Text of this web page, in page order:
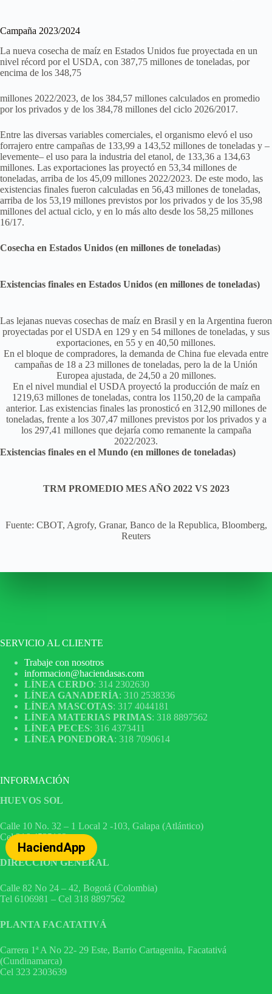
Campaña 2023/2024
La nueva cosecha de maíz en Estados Unidos fue proyectada en un
nivel récord por el USDA, con 387,75 millones de toneladas, por
encima de los 348,75
millones 2022/2023, de los 384,57 millones calculados en promedio
por los privados y de los 384,78 millones del ciclo 2026/2017.
Entre las diversas variables comerciales, el organismo elevó el uso
forrajero entre campañas de 133,99 a 143,52 millones de toneladas y –
levemente– el uso para la industria del etanol, de 133,36 a 134,63
millones. Las exportaciones las proyectó en 53,34 millones de
toneladas, arriba de los 45,09 millones 2022/2023. De este modo, las
existencias finales fueron calculadas en 56,43 millones de toneladas,
arriba de los 53,19 millones previstos por los privados y de los 35,98
millones del actual ciclo, y en lo más alto desde los 58,25 millones
16/17.
Cosecha en Estados Unidos (en millones de toneladas)
Existencias finales en Estados Unidos (en millones de toneladas)
Las lejanas nuevas cosechas de maíz en Brasil y en la Argentina fueron
proyectadas por el USDA en 129 y en 54 millones de toneladas, y sus
exportaciones, en 55 y en 40,50 millones.
En el bloque de compradores, la demanda de China fue elevada entre
campañas de 18 a 23 millones de toneladas, pero la de la Unión
Europea ajustada, de 24,50 a 20 millones.
En el nivel mundial el USDA proyectó la producción de maíz en
1219,63 millones de toneladas, contra los 1150,20 de la campaña
anterior. Las existencias finales las pronosticó en 312,90 millones de
toneladas, frente a los 307,47 millones previstos por los privados y a
los 297,41 millones que dejaría como remanente la campaña
2022/2023.
Existencias finales en el Mundo (en millones de toneladas)
TRM PROMEDIO MES AÑO 2022 VS 2023
Fuente: CBOT, Agrofy, Granar, Banco de la Republica, Bloomberg,
Reuters
HaciendApp
SERVICIO AL CLIENTE
Trabaje con nosotros
informacion@haciendasas.com
LÍNEA CERDO: 314 2302630
LÍNEA GANADERÍA: 310 2538336
LÍNEA MASCOTAS: 317 4044181
LÍNEA MATERIAS PRIMAS: 318 8897562
LÍNEA PECES: 316 4373411
LÍNEA PONEDORA: 318 7090614
INFORMACIÓN
HUEVOS SOL
Calle 10 No. 32 – 1 Local 2 -103, Galapa (Atlántico)
Cel 316 4535182
DIRECCIÓN GENERAL
Calle 82 No 24 – 42, Bogotá (Colombia)
Tel 6106981 – Cel 318 8897562
PLANTA FACATATIVÁ
Carrera 1ª A No 22- 29 Este, Barrio Cartagenita, Facatativá
(Cundinamarca)
Cel 323 2303639